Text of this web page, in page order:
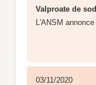
Valproate de
L'ANSM
03/11/2020